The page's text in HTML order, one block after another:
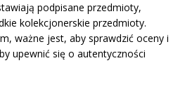
podpisane przedmioty,
kolekcjonerskie przedmioty.
ważne jest, aby sprawdzić oceny i
upewnić się o autentyczności